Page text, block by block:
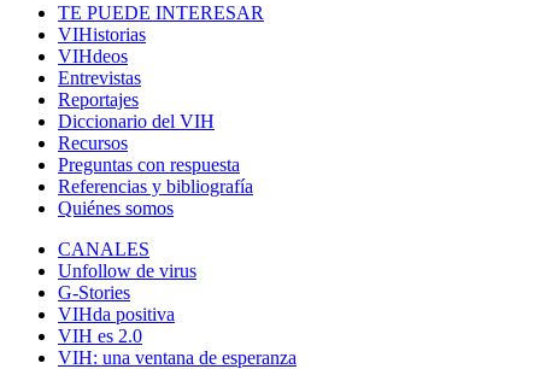
TE PUEDE INTERESAR
VIHistorias
VIHdeos
Entrevistas
Reportajes
Diccionario del VIH
Recursos
Preguntas con respuesta
Referencias y bibliografía
Quiénes somos
CANALES
Unfollow de virus
G-Stories
VIHda positiva
VIH es 2.0
VIH: una ventana de esperanza